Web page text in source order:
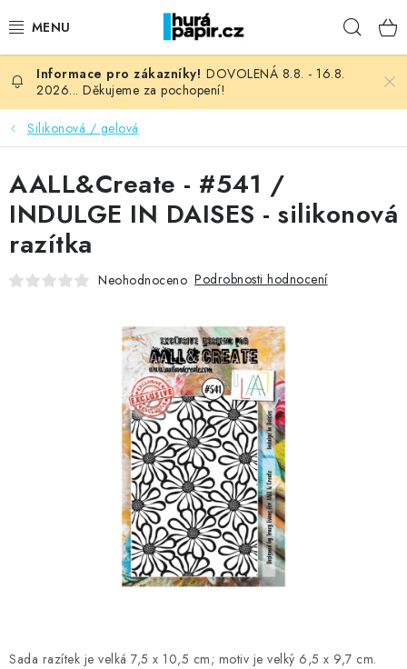
na
NOVINKY
HURÁ DÍLNA
VŠECHNO ZBOŽÍ
KNIHAŘSKÝ MATERIÁL
MOJE OBJEDNÁVKA
Kontakty Moje objednávka
Oblíbené ♥️
Hodnocení obchodu
Obchodní podmínky
Podmínky ochrany osobních údajů
Ověřování recenzí
DOVOLENÁ 8.8. - 16.8.
2026... Děkujeme za pochopení!
Silikonová / gelová
Sada razítek je velká 7,5 x 10,5 cm; motiv je velký 6,5 x 9,7 cm.
AALL&Create - #541 /
INDULGE IN DAISES - silikonová
razítka
Neohodnoceno Podrobnosti hodnocení